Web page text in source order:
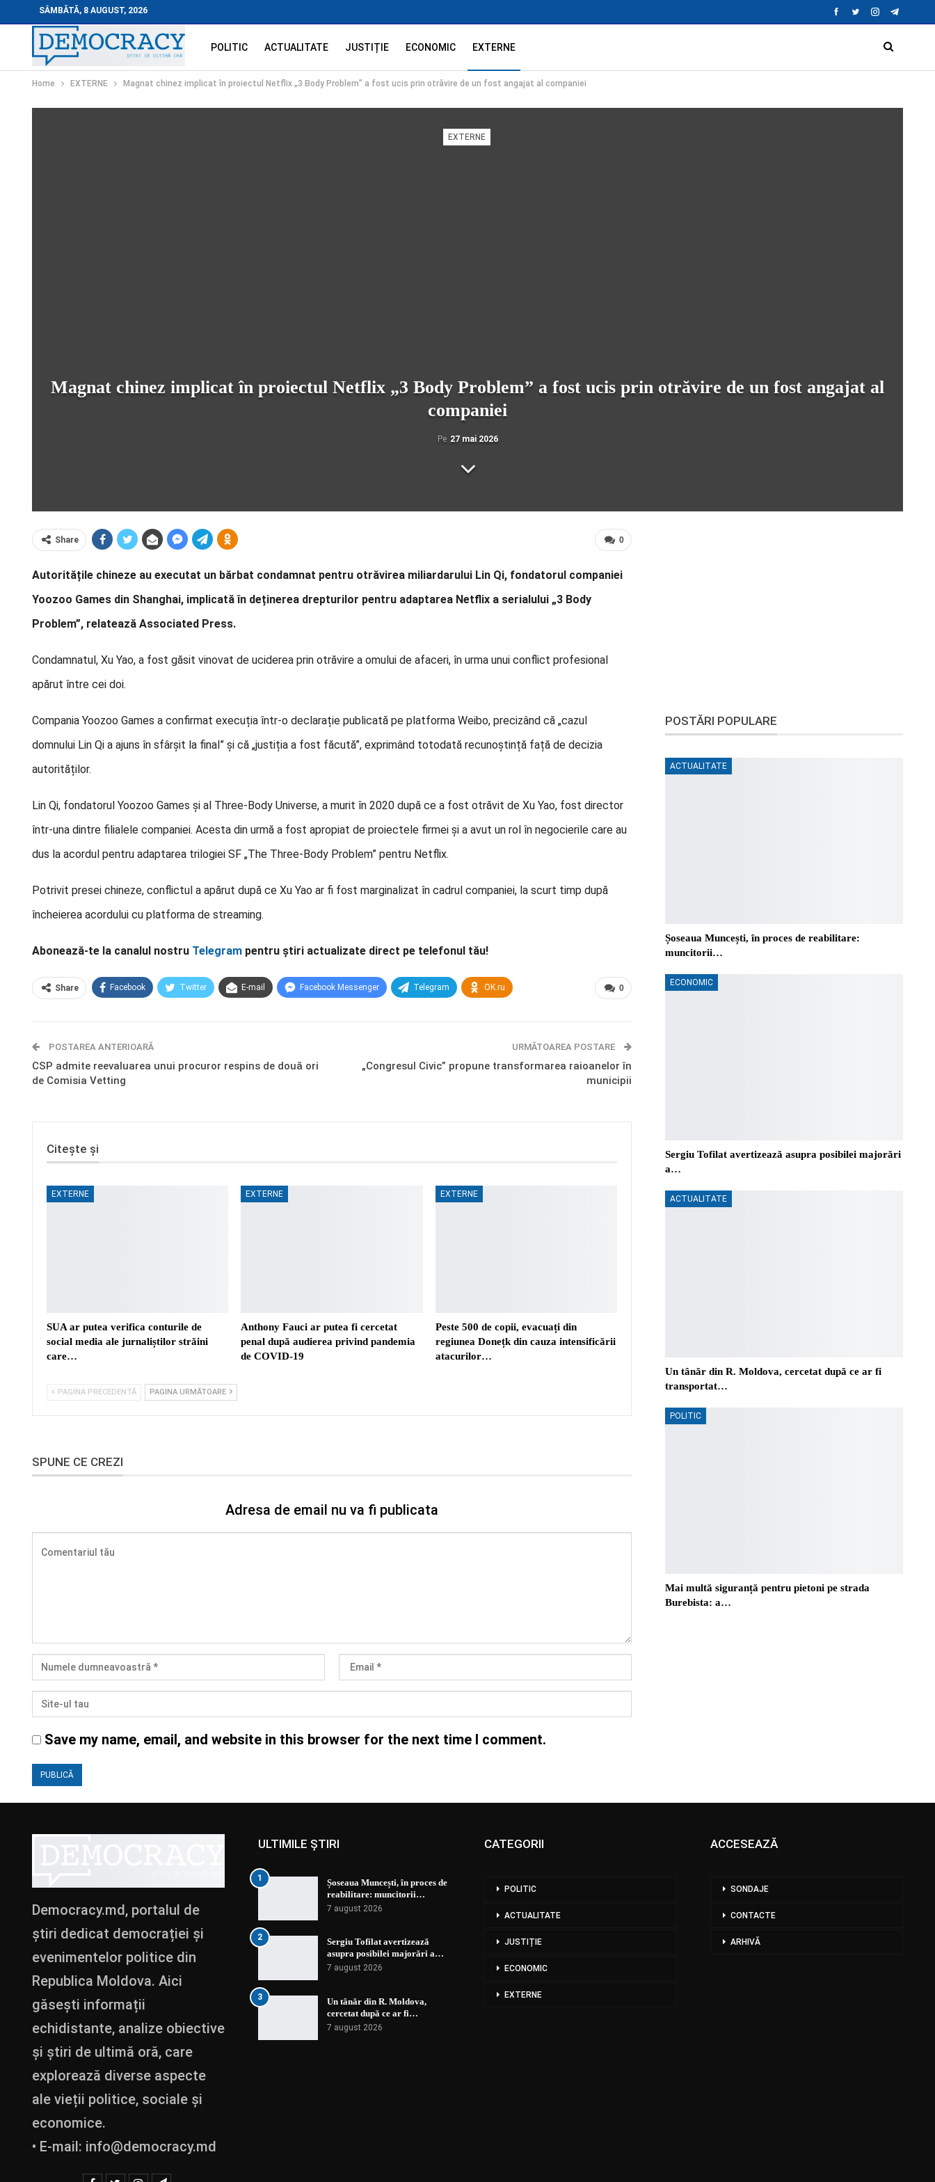
SÂMBĂTĂ, 8 AUGUST, 2026
POLITIC ACTUALITATE JUSTIȚIE ECONOMIC EXTERNE
Home EXTERNE Magnat chinez implicat în proiectul Netflix „3 Body Problem” a fost ucis prin otrăvire de un fost angajat al companiei
EXTERNE
Magnat chinez implicat în proiectul Netflix „3 Body Problem” a fost ucis prin otrăvire de un fost angajat al
companiei
Pe 27 mai 2026
0
Share
Autoritățile chineze au executat un bărbat condamnat pentru otrăvirea miliardarului Lin Qi, fondatorul companiei
Yoozoo Games din Shanghai, implicată în deținerea drepturilor pentru adaptarea Netflix a serialului „3 Body
Problem”, relatează Associated Press.
Condamnatul, Xu Yao, a fost găsit vinovat de uciderea prin otrăvire a omului de afaceri, în urma unui conflict profesional
apărut între cei doi.
Compania Yoozoo Games a confirmat execuția într-o declarație publicată pe platforma Weibo, precizând că „cazul
domnului Lin Qi a ajuns în sfârșit la final” și că „justiția a fost făcută”, exprimând totodată recunoștință față de decizia
autorităților.
Lin Qi, fondatorul Yoozoo Games și al Three-Body Universe, a murit în 2020 după ce a fost otrăvit de Xu Yao, fost director
într-una dintre filialele companiei. Acesta din urmă a fost apropiat de proiectele firmei și a avut un rol în negocierile care au
dus la acordul pentru adaptarea trilogiei SF „The Three-Body Problem” pentru Netflix.
Potrivit presei chineze, conflictul a apărut după ce Xu Yao ar fi fost marginalizat în cadrul companiei, la scurt timp după
încheierea acordului cu platforma de streaming.
Abonează-te la canalul nostru Telegram pentru știri actualizate direct pe telefonul tău!
0
Share Facebook Twitter E-mail Facebook Messenger Telegram OK.ru
POSTAREA ANTERIOARĂ
CSP admite reevaluarea unui procuror respins de două ori
de Comisia Vetting
URMĂTOAREA POSTARE
„Congresul Civic” propune transformarea raioanelor în
municipii
Citește și
EXTERNE
SUA ar putea verifica conturile de
social media ale jurnaliștilor străini
care…
EXTERNE
Anthony Fauci ar putea fi cercetat
penal după audierea privind pandemia
de COVID-19
EXTERNE
Peste 500 de copii, evacuați din
regiunea Donețk din cauza intensificării
atacurilor…
PAGINA PRECEDENTĂ PAGINA URMĂTOARE
SPUNE CE CREZI
Adresa de email nu va fi publicata
Save my name, email, and website in this browser for the next time I comment.
POSTĂRI POPULARE
ACTUALITATE
Șoseaua Muncești, în proces de reabilitare:
muncitorii…
ECONOMIC
Sergiu Tofilat avertizează asupra posibilei majorări
a…
ACTUALITATE
Un tânăr din R. Moldova, cercetat după ce ar fi
transportat…
POLITIC
Mai multă siguranță pentru pietoni pe strada
Burebista: a…
Democracy.md, portalul de
știri dedicat democrației și
evenimentelor politice din
Republica Moldova. Aici
găsești informații
echidistante, analize obiective
și știri de ultimă oră, care
explorează diverse aspecte
ale vieții politice, sociale și
economice.
• E-mail: info@democracy.md
ULTIMILE ȘTIRI
1
Șoseaua Muncești, în proces de
reabilitare: muncitorii…
7 august 2026
2
Sergiu Tofilat avertizează
asupra posibilei majorări a…
7 august 2026
3
Un tânăr din R. Moldova,
cercetat după ce ar fi…
7 august 2026
CATEGORII
POLITIC
ACTUALITATE
JUSTIȚIE
ECONOMIC
EXTERNE
ACCESEAZĂ
SONDAJE
CONTACTE
ARHIVĂ